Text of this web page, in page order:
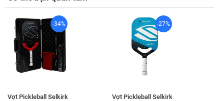
-34%
Vợt Pickleball Selkirk
-27%
Vợt Pickleball Selkirk